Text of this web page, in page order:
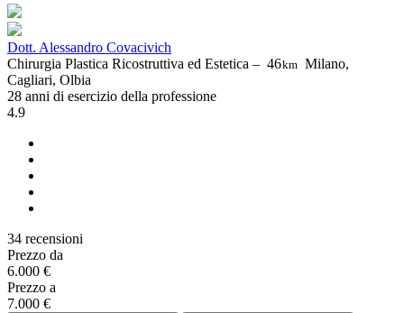
Dott. Alessandro Covacivich
Chirurgia Plastica Ricostruttiva ed Estetica – 46km Milano,
Cagliari, Olbia
28 anni di esercizio della professione
4.9
34 recensioni
Prezzo da
6.000 €
Prezzo a
7.000 €